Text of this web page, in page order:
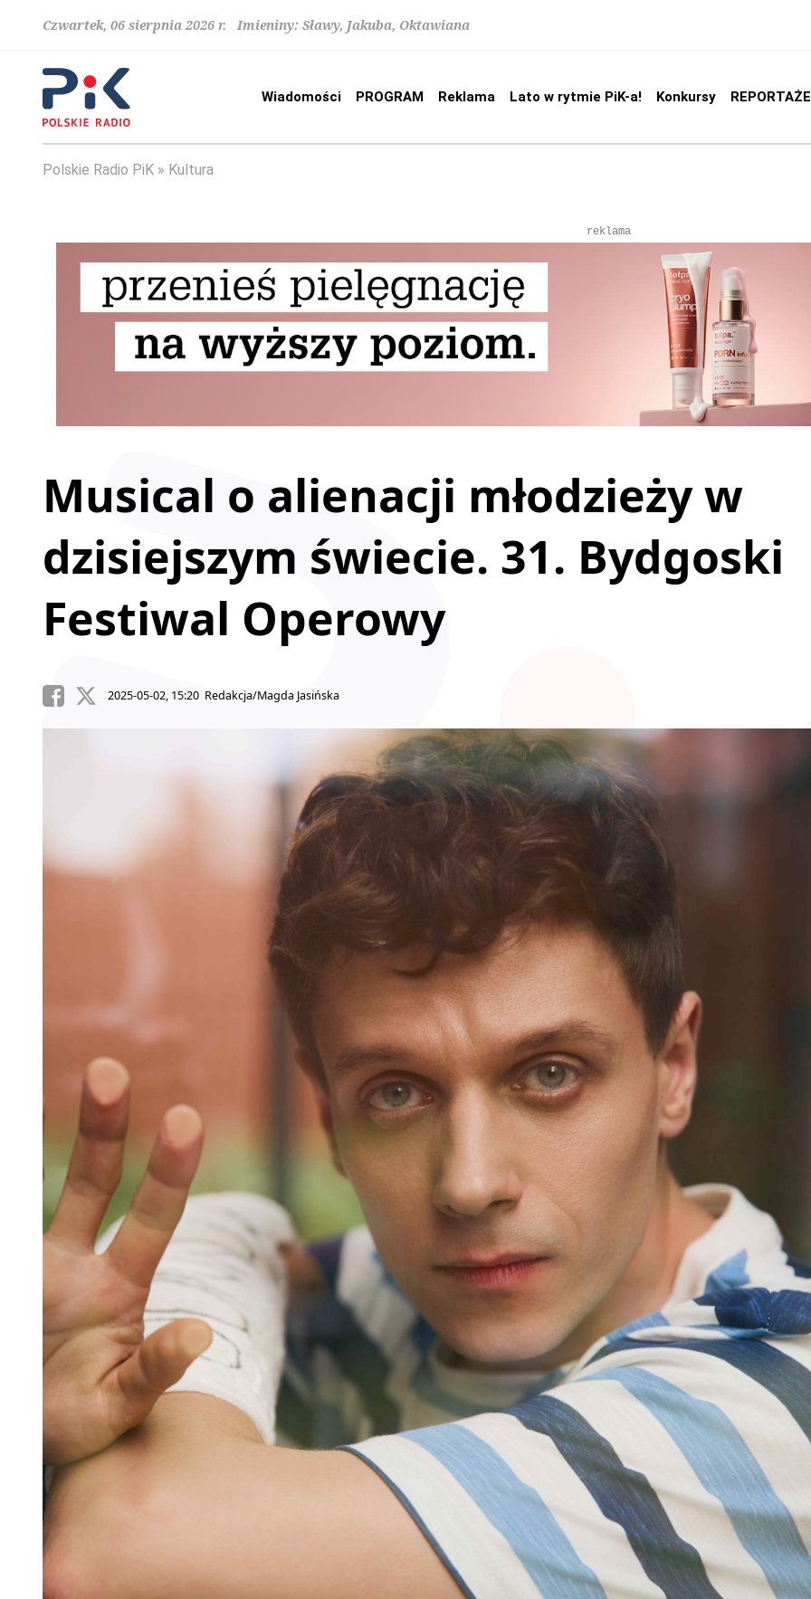
Czwartek, 06 sierpnia 2026 r. Imieniny: Sławy, Jakuba, Oktawiana
Wiadomości PROGRAM Reklama Lato w rytmie PiK-a! Konkursy REPORTAŻE
Polskie Radio PiK Kultura
reklama
Musical o alienacji młodzieży w
dzisiejszym świecie. 31. Bydgoski
Festiwal Operowy
2025-05-02, 15:20 Redakcja/Magda Jasińska